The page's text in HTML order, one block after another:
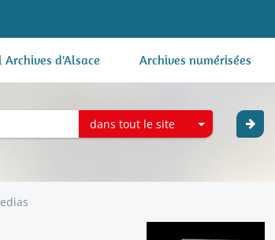
Archives d'Alsace Archives numérisées
dans tout le site